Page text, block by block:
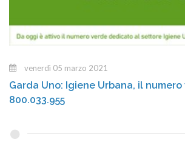
venerdì 05 marzo 2021
Garda Uno: Igiene Urbana, il
800.033.955